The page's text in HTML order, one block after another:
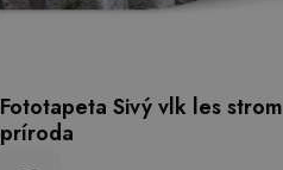
Fototapeta Sivý vlk les strom
príroda